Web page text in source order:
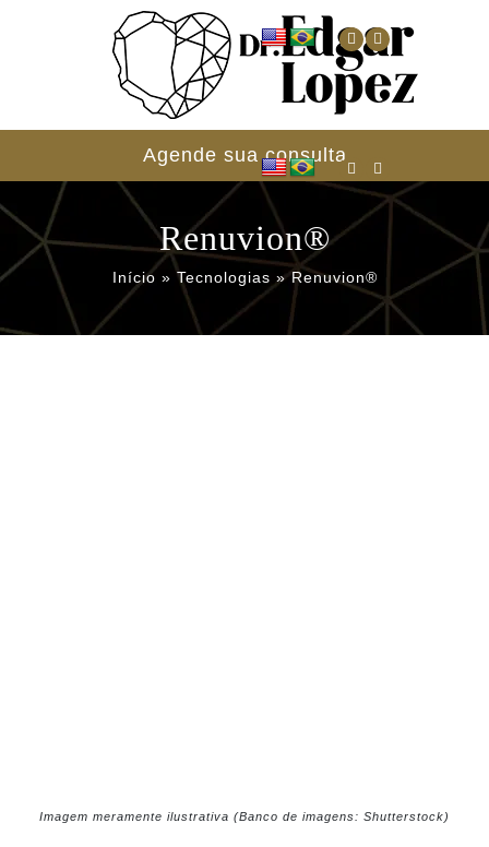
Agende sua consulta
Renuvion®
Início » Tecnologias »Renuvion®
Imagem meramente ilustrativa (Banco de imagens: Shutterstock)